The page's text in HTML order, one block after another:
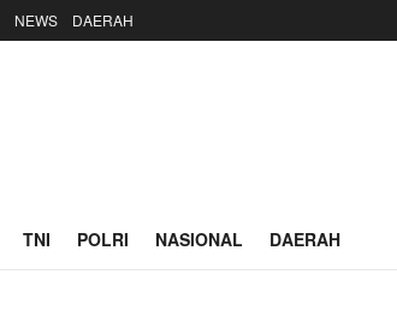
NEWS DAERAH
TNI POLRI NASIONAL DAERAH